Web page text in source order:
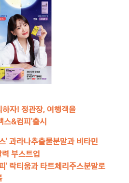
자! 정관장, 여행객을
스&컴피’출시
’ 과라나추출물분말과 비타민
력 부스트업
’ 락티움과 타트체리주스분말로